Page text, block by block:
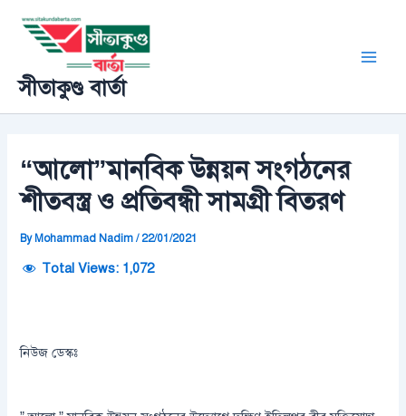
content
সীতাকুণ্ড বার্তা
“আলো”মানবিক উন্নয়ন সংগঠনের
শীতবস্ত্র ও প্রতিবন্ধী সামগ্রী বিতরণ
By Mohammad Nadim/ 22/01/2021
Total Views: 1,072
নিউজ ডেস্কঃ
navigation